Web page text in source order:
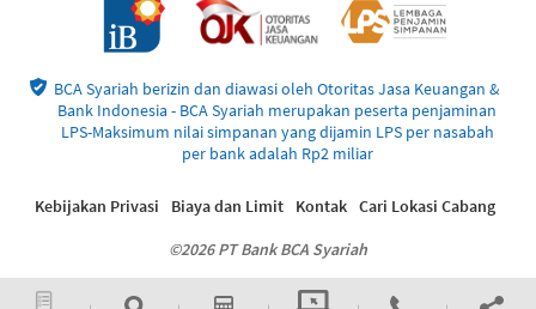
BCA Syariah berizin dan diawasi oleh Otoritas Jasa Keuangan &
Bank Indonesia - BCA Syariah merupakan peserta penjaminan
LPS-Maksimum nilai simpanan yang dijamin LPS per nasabah
per bank adalah Rp2 miliar
©2026 PT Bank BCA Syariah
Kebijakan Privasi Biaya dan Limit Kontak Cari Lokasi Cabang